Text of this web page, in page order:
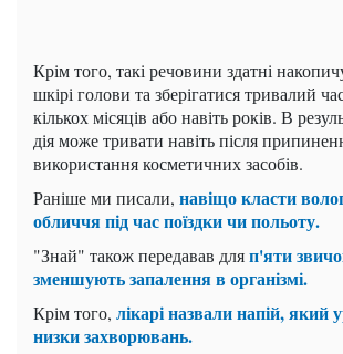
Крім того, такі речовини здатні
шкірі голови та зберігатися тривалий
кількох місяців або навіть років. В
дія може тривати навіть після
використання косметичних засобів.
Раніше ми писали, навіщо класти
обличчя під час поїздки чи польоту.
"Знай" також передавав дляп'яти
зменшують запалення в організмі.
Крім того, лікарі назвали напій, який
низки захворювань.